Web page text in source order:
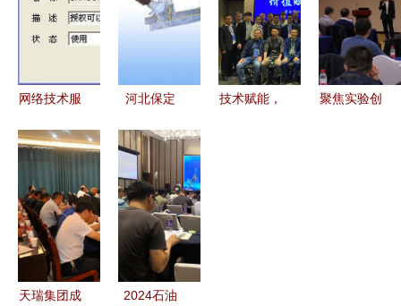
签约揭牌仪
式暨产学研
山海协作,
谱写技术共
巡回技术交
流会纪实
技术交流共
促创新发展
网络技术服
Winshield
内网管理系
统移动存储
使用指南
河北保定
列变压器中
性点间隙接
地保护成套
装置 技术
创新与工程
应用解析
技术赋能，
聚焦实验创
天瑞集团成 2024石油